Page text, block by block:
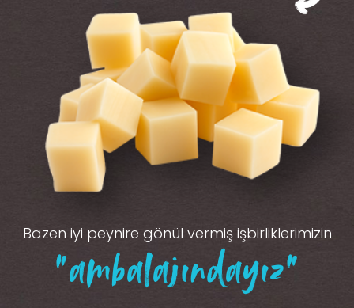
Bazen iyi peynire gönül vermiş işbirliklerimizin
“ambalajındayız”